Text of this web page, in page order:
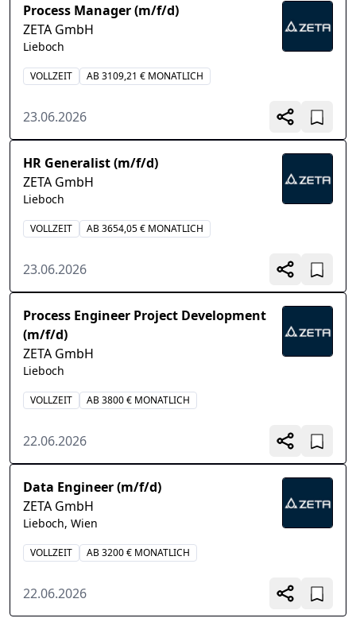
Process Manager (m/f/d)
ZETA GmbH
Lieboch
VOLLZEIT AB 3109,21 € MONATLICH
23.06.2026
HR Generalist (m/f/d)
ZETA GmbH
Lieboch
VOLLZEIT AB 3654,05 € MONATLICH
23.06.2026
Process Engineer Project Development
(m/f/d)
ZETA GmbH
Lieboch
VOLLZEIT AB 3800 € MONATLICH
22.06.2026
Data Engineer (m/f/d)
ZETA GmbH
Lieboch, Wien
VOLLZEIT AB 3200 € MONATLICH
22.06.2026